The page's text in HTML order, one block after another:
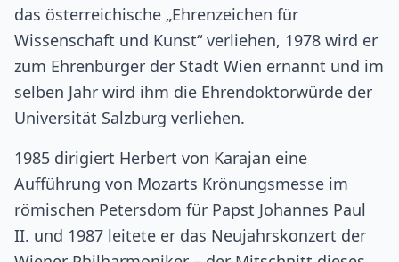
das österreichische „Ehrenzeichen für
Wissenschaft und Kunst“ verliehen, 1978 wird er
zum Ehrenbürger der Stadt Wien ernannt und im
selben Jahr wird ihm die Ehrendoktorwürde der
Universität Salzburg verliehen.
1985 dirigiert Herbert von Karajan eine
Aufführung von Mozarts Krönungsmesse im
römischen Petersdom für Papst Johannes Paul
II. und 1987 leitete er das Neujahrskonzert der